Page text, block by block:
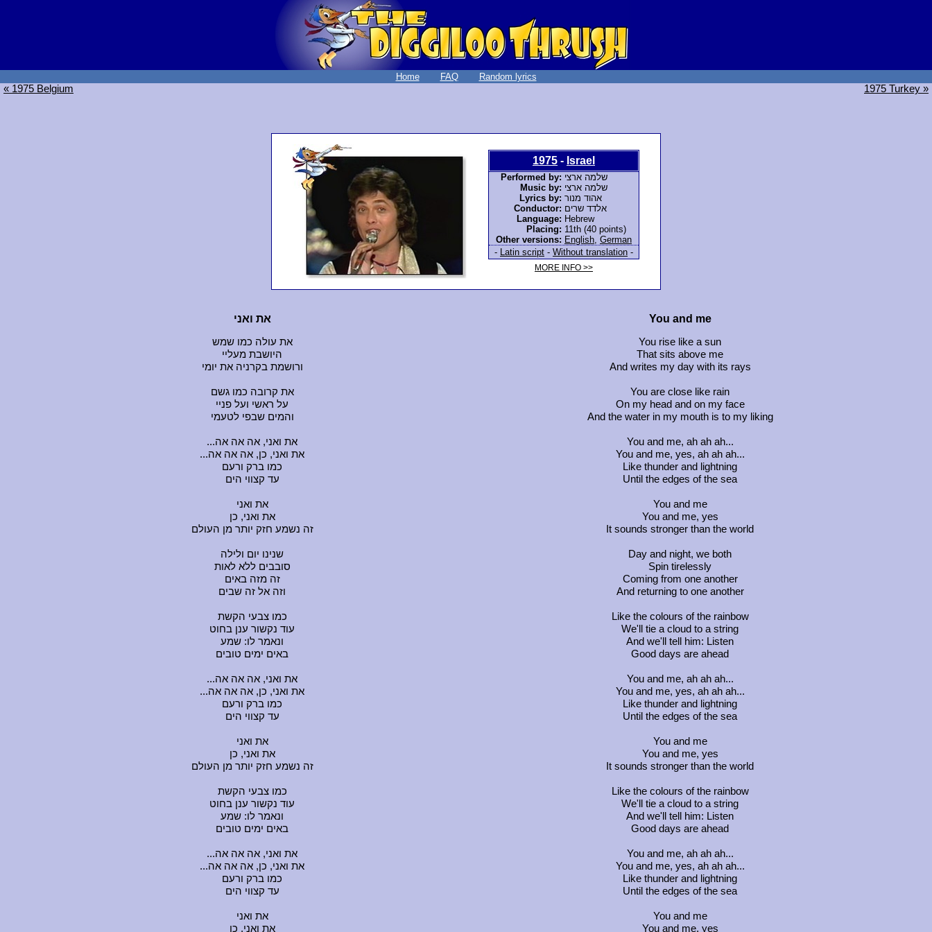
Home FAQ Random lyrics
« 1975 Belgium 1975 Turkey »
1975 - Israel
Performed by: שלמה ארצי
Music by: שלמה ארצי
Lyrics by: אהוד מנור
Conductor: אלדד שרים
Language: Hebrew
Placing: 11th (40 points)
Other versions: English German
-
Latin script - Without translation -
MORE INFO >>
את ואני You and me
את עולה כמו שמש
You rise like a sun
היושבת מעליי
That sits above me
ורושמת בקרניה את יומי
And writes my day with its rays
את קרובה כמו גשם
You are close like rain
על ראשי ועל פניי
On my head and on my face
והמים שבפי לטעמי
And the water in my mouth is to my liking
...את ואני, אה אה אה
You and me, ah ah ah...
...את ואני, כן, אה אה אה
You and me, yes, ah ah ah...
כמו ברק ורעם
Like thunder and lightning
עד קצווי הים
Until the edges of the sea
את ואני
You and me
את ואני, כן
You and me, yes
זה נשמע חזק יותר מן העולם
It sounds stronger than the world
שנינו יום ולילה
Day and night, we both
סובבים ללא לאות
Spin tirelessly
זה מזה באים
Coming from one another
וזה אל זה שבים
And returning to one another
כמו צבעי הקשת
Like the colours of the rainbow
עוד נקשור ענן בחוט
We'll tie a cloud to a string
ונאמר לו: שמע
And we'll tell him: Listen
באים ימים טובים
Good days are ahead
...את ואני, אה אה אה
You and me, ah ah ah...
...את ואני, כן, אה אה אה
You and me, yes, ah ah ah...
כמו ברק ורעם
Like thunder and lightning
עד קצווי הים
Until the edges of the sea
את ואני
You and me
את ואני, כן
You and me, yes
זה נשמע חזק יותר מן העולם
It sounds stronger than the world
כמו צבעי הקשת
Like the colours of the rainbow
עוד נקשור ענן בחוט
We'll tie a cloud to a string
ונאמר לו: שמע
And we'll tell him: Listen
באים ימים טובים
Good days are ahead
...את ואני, אה אה אה
You and me, ah ah ah...
...את ואני, כן, אה אה אה
You and me, yes, ah ah ah...
כמו ברק ורעם
Like thunder and lightning
עד קצווי הים
Until the edges of the sea
את ואני
You and me
את ואני, כן
You and me, yes